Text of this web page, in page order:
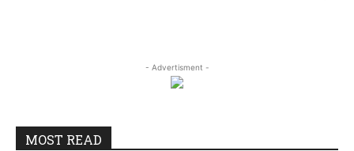
- Advertisment -
MOST READ